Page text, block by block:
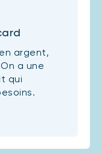
argent,
a une
qui